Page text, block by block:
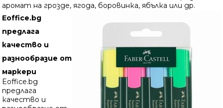
аромат на грозде, ягода, боровинка, ябълка или др.
Eoffice.bg
предлага
качество и
разнообразие от
маркери
Eoffice.bg
предлага
качество и